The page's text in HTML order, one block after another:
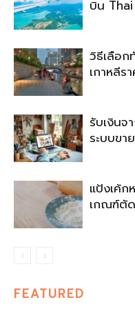
บิน
วิธีเลือก
เกาหลีร
รับเงินจ
ระบบขา
แป้งเค้ก
เกณฑ์ตั
FEATURED